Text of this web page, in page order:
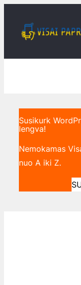
turinio
Susikurk
lengva!
Nemokamas
nuo A iki Z.